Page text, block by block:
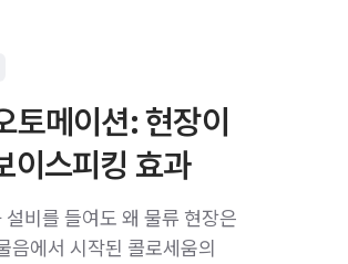
메이션: 현장이
이스피킹 효과
비를 들여도 왜 물류 현장은
음에서 시작된 콜로세움의